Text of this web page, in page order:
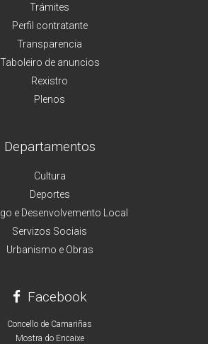
Trámites
Perfil contratante
Transparencia
Taboleiro de anuncios
Rexistro
Plenos
Departamentos
Cultura
Deportes
e Desenvolvemento Local
Servizos Sociais
Urbanismo e Obras
Facebook
Concello de Camariñas
Mostra do Encaixe